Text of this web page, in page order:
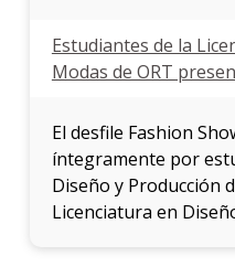
Estudiantes de la
Modas de ORT
El desfile Fashion
íntegramente por
Diseño y Producción
Licenciatura en